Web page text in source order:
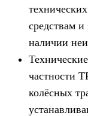
средствам и
наличии
частности
колёсных